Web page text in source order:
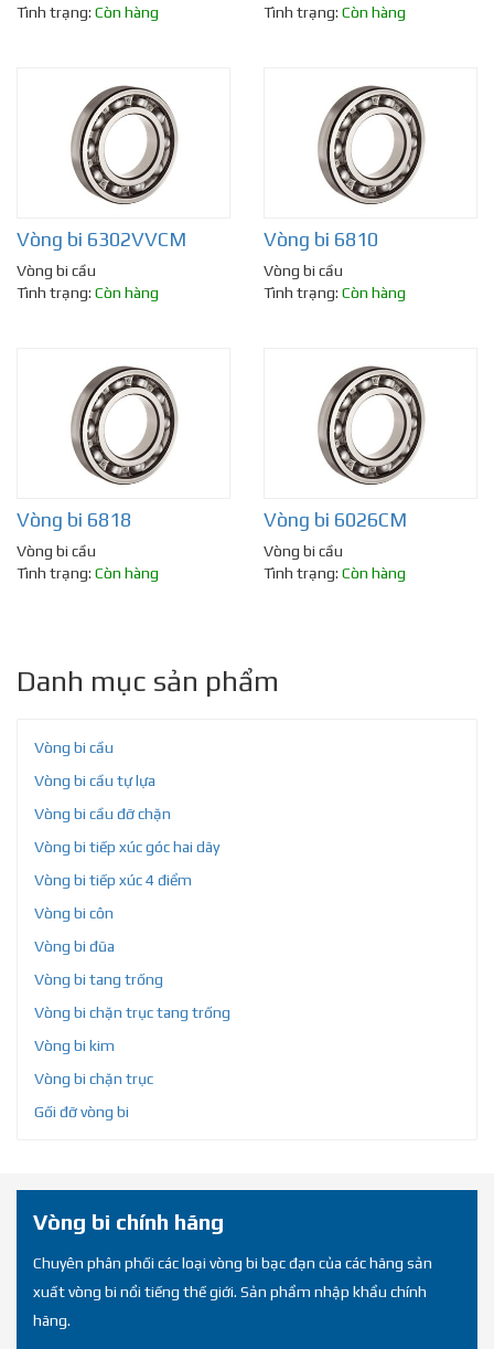
Tình trạng: Còn hàng
Tình trạng: Còn hàng
Vòng bi 6302VVCM
Vòng bi cầu
Tình trạng: Còn hàng
Vòng bi 6810
Vòng bi cầu
Tình trạng: Còn hàng
Vòng bi 6818
Vòng bi cầu
Tình trạng: Còn hàng
Vòng bi 6026CM
Vòng bi cầu
Tình trạng: Còn hàng
Danh mục sản phẩm
Vòng bi cầu
Vòng bi cầu tự lựa
Vòng bi cầu đỡ chặn
Vòng bi tiếp xúc góc hai dãy
Vòng bi tiếp xúc 4 điểm
Vòng bi côn
Vòng bi đũa
Vòng bi tang trống
Vòng bi chặn trục tang trống
Vòng bi kim
Vòng bi chặn trục
Gối đỡ vòng bi
Vòng bi chính hãng
Chuyên phân phối các loại vòng bi bạc đạn của các hãng sản
xuất vòng bi nổi tiếng thế giới. Sản phẩm nhập khẩu chính
hãng.